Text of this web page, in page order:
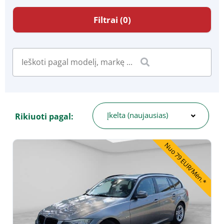
Filtrai (0)
Rikiuoti pagal: Įkelta (naujausias)
Nuo 79 EUR/Mėn.*